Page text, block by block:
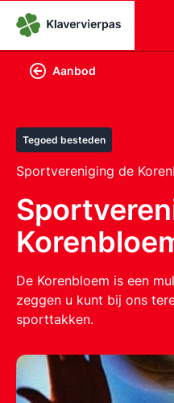
Aanbod
Tegoed besteden
Sportvereniging de
De Korenbloem is een
zeggen u kunt bij ons
sporttakken.